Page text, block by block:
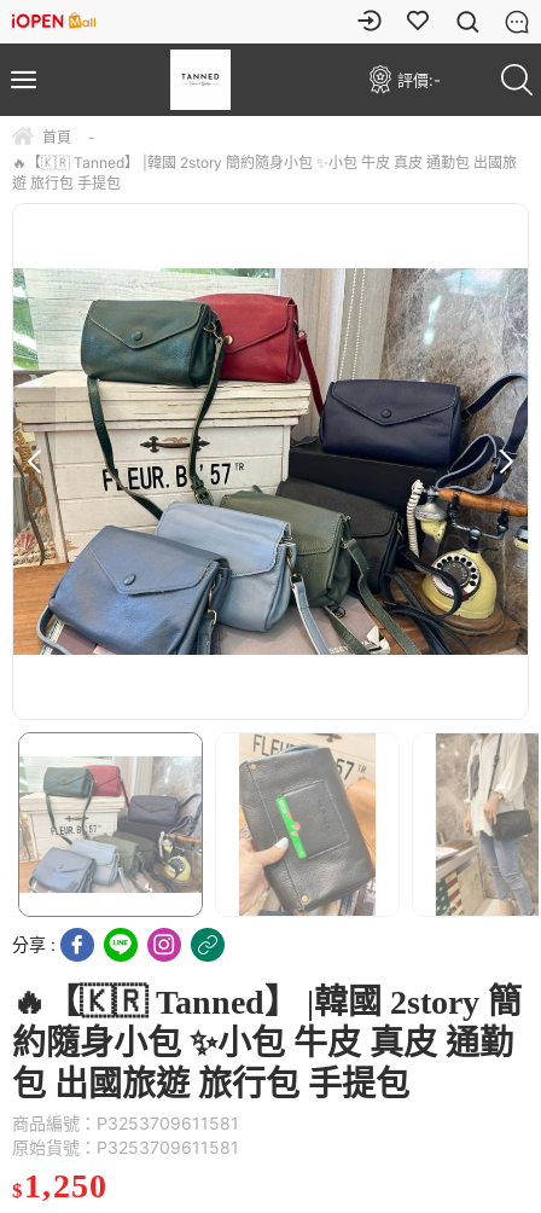
評價:-
首頁
-
🔥【🇰🇷 Tanned】 |韓國 2story 簡約隨身小包 ✨小包 牛皮 真皮 通勤包 出國旅
遊 旅行包 手提包
分享 :
🔥【🇰🇷 Tanned】 |韓國 2story 簡
約隨身小包 ✨小包 牛皮 真皮 通勤
包 出國旅遊 旅行包 手提包
商品編號：P3253709611581
原始貨號：P3253709611581
$ 1,250